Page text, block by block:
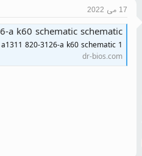
17 می 2022
a k60 schematic schematic
820-3126-a k60 schematic 1
dr-bios.com